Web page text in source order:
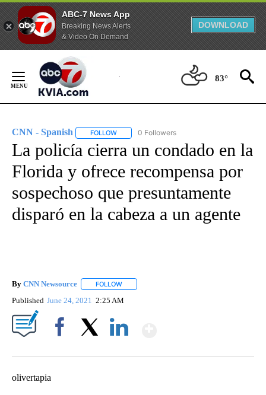
ABC-7 News App
Breaking News Alerts
& Video On Demand
DOWNLOAD
Content
83°
CNN - Spanish FOLLOW FOLLOW "CNN - SPANISH" TO RECEIVE
0 Followers
La policía cierra un condado en la
Florida y ofrece recompensa por
sospechoso que presuntamente
disparó en la cabeza a un agente
By CNN Newsource FOLLOW
Published June 24, 2021 2:25 AM
olivertapia